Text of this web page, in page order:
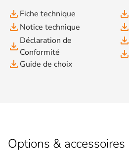
file_download Fiche technique
file_download Notice technique
file_download Déclaration de
Conformité
file_download Guide de choix
file_download
file_download
file_download
file_download
Options & accessoires